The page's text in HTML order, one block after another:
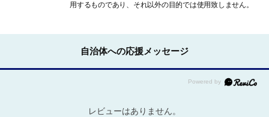
用するものであり、それ以外の目的では使用致しません。
自治体への応援メッセージ
レビューはありません。